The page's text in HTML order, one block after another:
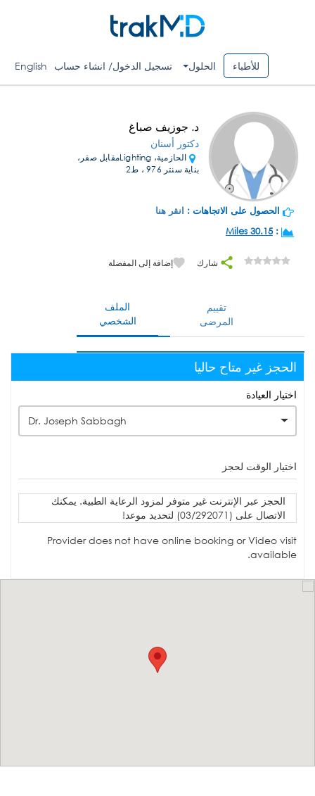
للأطباء الحلول تسجيل الدخول/ انشاء حساب English
د. جوزيف صباغ
دكتور أسنان
الحازمية، Lightingمقابل صقر،
بناية سنتر 976 ، ط2
الحصول على الاتجاهات : انقر هنا
:
30.15 Miles
شارك إضافة إلى المفضلة
الملف
الشخصي
تقييم
المرضى
الحجز غير متاح حاليا
اختيار العيادة
Dr. Joseph Sabbagh
اختيار الوقت لحجز
الحجز عبر الإنترنت غير متوفر لمزود الرعاية الطبية. يمكنك
الاتصال على (03/292071) لتحديد موعد!
Provider does not have online booking or Video visit
available.